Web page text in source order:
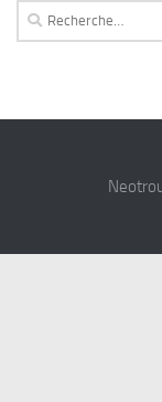
Rechercher :